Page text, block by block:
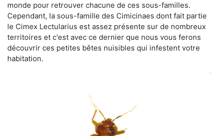
monde pour retrouver chacune de ces sous-familles.
Cependant, la sous-famille des Cimicinaes dont fait partie
le Cimex Lectularius est assez présente sur de nombreux
territoires et c'est avec ce dernier que nous vous ferons
découvrir ces petites bêtes nuisibles qui infestent votre
habitation.